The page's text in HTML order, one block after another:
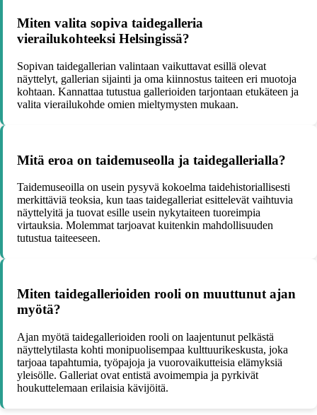
Miten valita sopiva taidegalleria
vierailukohteeksi Helsingissä?
Sopivan taidegallerian valintaan vaikuttavat esillä olevat
näyttelyt, gallerian sijainti ja oma kiinnostus taiteen eri muotoja
kohtaan. Kannattaa tutustua gallerioiden tarjontaan etukäteen ja
valita vierailukohde omien mieltymysten mukaan.
Mitä eroa on taidemuseolla ja taidegallerialla?
Taidemuseoilla on usein pysyvä kokoelma taidehistoriallisesti
merkittäviä teoksia, kun taas taidegalleriat esittelevät vaihtuvia
näyttelyitä ja tuovat esille usein nykytaiteen tuoreimpia
virtauksia. Molemmat tarjoavat kuitenkin mahdollisuuden
tutustua taiteeseen.
Miten taidegallerioiden rooli on muuttunut ajan
myötä?
Ajan myötä taidegallerioiden rooli on laajentunut pelkästä
näyttelytilasta kohti monipuolisempaa kulttuurikeskusta, joka
tarjoaa tapahtumia, työpajoja ja vuorovaikutteisia elämyksiä
yleisölle. Galleriat ovat entistä avoimempia ja pyrkivät
houkuttelemaan erilaisia kävijöitä.